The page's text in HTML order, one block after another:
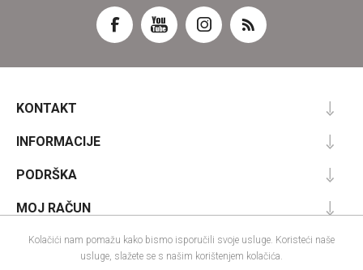
KONTAKT
INFORMACIJE
PODRŠKA
MOJ RAČUN
Kolačići nam pomažu kako bismo isporučili svoje usluge. Koristeći naše
usluge, slažete se s našim korištenjem kolačića.